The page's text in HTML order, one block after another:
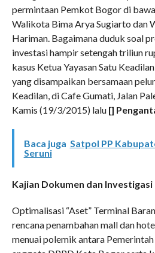
permintaan Pemkot Bogor di
Walikota Bima Arya Sugiarto dan
Hariman. Bagaimana duduk soal
investasi hampir setengah triliun
kasus Ketua Yayasan Satu
yang disampaikan bersamaan
Keadilan, di Cafe Gumati, Jalan
Kamis (19/3/2015) lalu []
Baca juga Satpol PP
Seruni
Kajian Dokumen dan Investigasi
Optimalisasi “Aset” Terminal
rencana penambahan mall dan
menuai polemik antara